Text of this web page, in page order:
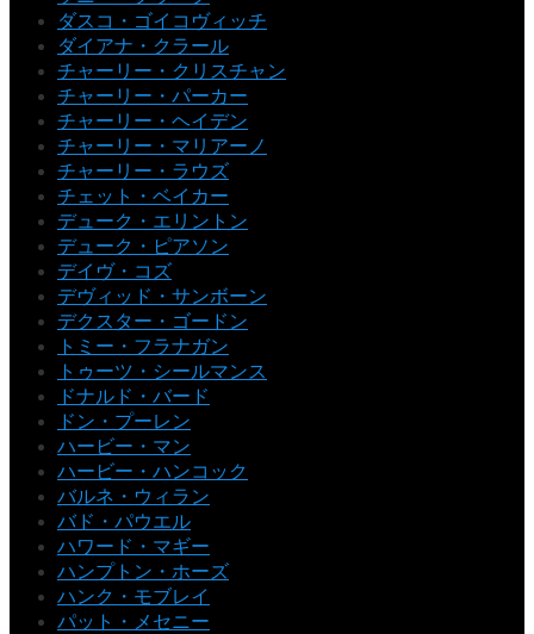
ダスコ・ゴイコヴィッチ
ダイアナ・クラール
チャーリー・クリスチャン
チャーリー・パーカー
チャーリー・ヘイデン
チャーリー・マリアーノ
チャーリー・ラウズ
チェット・ベイカー
デューク・エリントン
デューク・ピアソン
デイヴ・コズ
デヴィッド・サンボーン
デクスター・ゴードン
トミー・フラナガン
トゥーツ・シールマンス
ドナルド・バード
ドン・プーレン
ハービー・マン
ハービー・ハンコック
バルネ・ウィラン
バド・パウエル
ハワード・マギー
ハンプトン・ホーズ
ハンク・モブレイ
パット・メセニー